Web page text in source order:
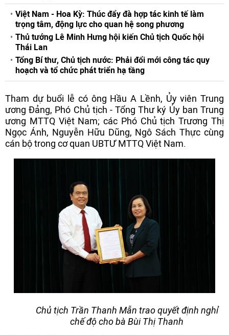
Việt Nam - Hoa Kỳ: Thúc đẩy đà hợp tác kinh tế làm
trọng tâm, động lực cho quan hệ song phương
Thủ tướng Lê Minh Hưng hội kiến Chủ tịch Quốc hội
Thái Lan
Tổng Bí thư, Chủ tịch nước: Phải đổi mới công tác quy
hoạch và tổ chức phát triển hạ tầng
Tham dự buổi lễ có ông Hầu A Lềnh, Ủy viên Trung
ương Đảng, Phó Chủ tịch - Tổng Thư ký Ủy ban Trung
ương MTTQ Việt Nam; các Phó Chủ tịch Trương Thị
Ngọc Ánh, Nguyễn Hữu Dũng, Ngô Sách Thực cùng
cán bộ trong cơ quan UBTƯ MTTQ Việt Nam.
Chủ tịch Trần Thanh Mẫn trao quyết định nghỉ
chế độ cho bà Bùi Thị Thanh